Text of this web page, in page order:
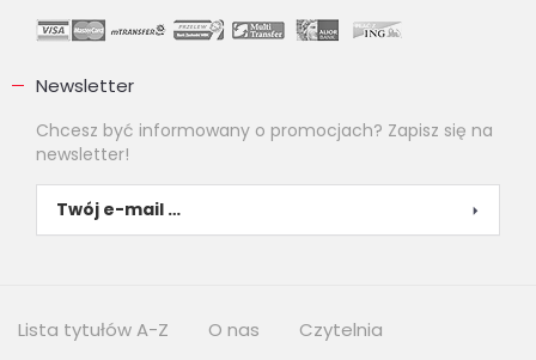
Newsletter
Chcesz być informowany o promocjach? Zapisz się na
newsletter!
Lista tytułów A-Z O nas Czytelnia